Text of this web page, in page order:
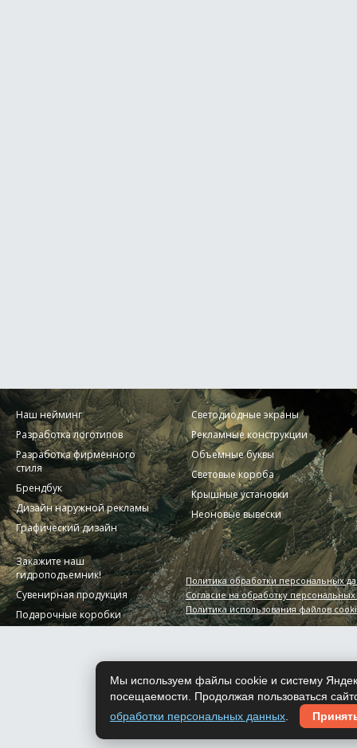
Наш нейминг
Разработка логотипов
Разработка фирменного
стиля
Брендбук
Дизайн наружной рекламы
Графический дизайн
Светодиодные экраны
Рекламные конструкции
Объемные буквы
Световые короба
Крышные установки
Неоновые вывески
Закажите наш
гидроподъемник!
Сувенирная продукция
Подарочные коробки
Политика обработки персональных
Согласие на обработку
Политика использования файлов
Мы используем файлы cookie и систему
посещаемости. Продолжая пользоваться
обработки персональных данных